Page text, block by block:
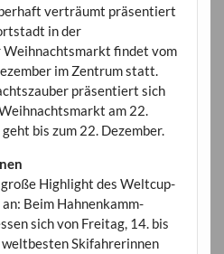
verträumt präsentiert
in der
findet vom
im Zentrum statt.
präsentiert sich
am 22.
bis zum 22. Dezember.
große Highlight des Weltcup-
Beim Hahnenkamm-
sich von Freitag, 14. bis
weltbesten Skifahrerinnen